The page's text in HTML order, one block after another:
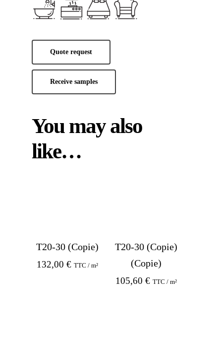
Quote request
Receive samples
You may also
like…
T20-30 (Copie)
132,00€ TTC / m²
T20-30 (Copie)
(Copie)
105,60€ TTC / m²